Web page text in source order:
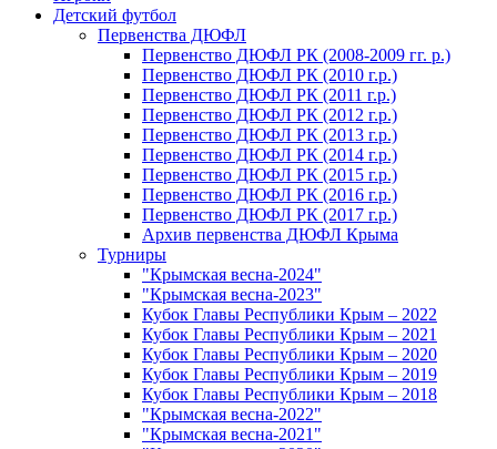
Детский футбол
Первенства ДЮФЛ
Первенство ДЮФЛ РК (2008-2009 гг. р.)
Первенство ДЮФЛ РК (2010 г.р.)
Первенство ДЮФЛ РК (2011 г.р.)
Первенство ДЮФЛ РК (2012 г.р.)
Первенство ДЮФЛ РК (2013 г.р.)
Первенство ДЮФЛ РК (2014 г.р.)
Первенство ДЮФЛ РК (2015 г.р.)
Первенство ДЮФЛ РК (2016 г.р.)
Первенство ДЮФЛ РК (2017 г.р.)
Архив первенства ДЮФЛ Крыма
Турниры
"Крымская весна-2024"
"Крымская весна-2023"
Кубок Главы Республики Крым – 2022
Кубок Главы Республики Крым – 2021
Кубок Главы Республики Крым – 2020
Кубок Главы Республики Крым – 2019
Кубок Главы Республики Крым – 2018
"Крымская весна-2022"
"Крымская весна-2021"